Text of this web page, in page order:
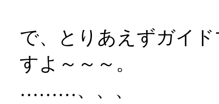
で、とりあえずガイ
すよ～～～。
………、、、